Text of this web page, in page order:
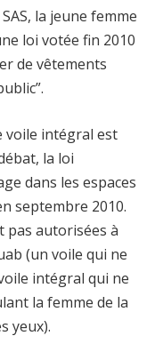
la jeune femme
loi votée fin 2010
de vêtements
voile intégral est
la loi
dans les espaces
septembre 2010.
pas autorisées à
(un voile qui ne
intégral qui ne
la femme de la
yeux).